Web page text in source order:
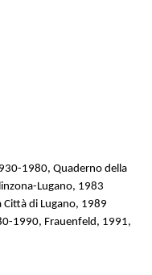
1980, Quaderno della
Lugano, 1983
Città di Lugano, 1989
1990, Frauenfeld, 1991,